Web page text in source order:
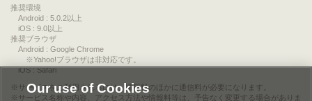
推奨環境
Android : 5.0.2以上
iOS : 9.0以上
推奨ブラウザ
Android : Google Chrome
※Yahoo!ブラウザは非対応です。
iOS : Safari
サービスをご利用されるには、情報料のほかに通信料が必要になります。
サービス名称や内容、アクセス方法や情報料等は、予告なく変更する場合がありま
Our use of Cookies